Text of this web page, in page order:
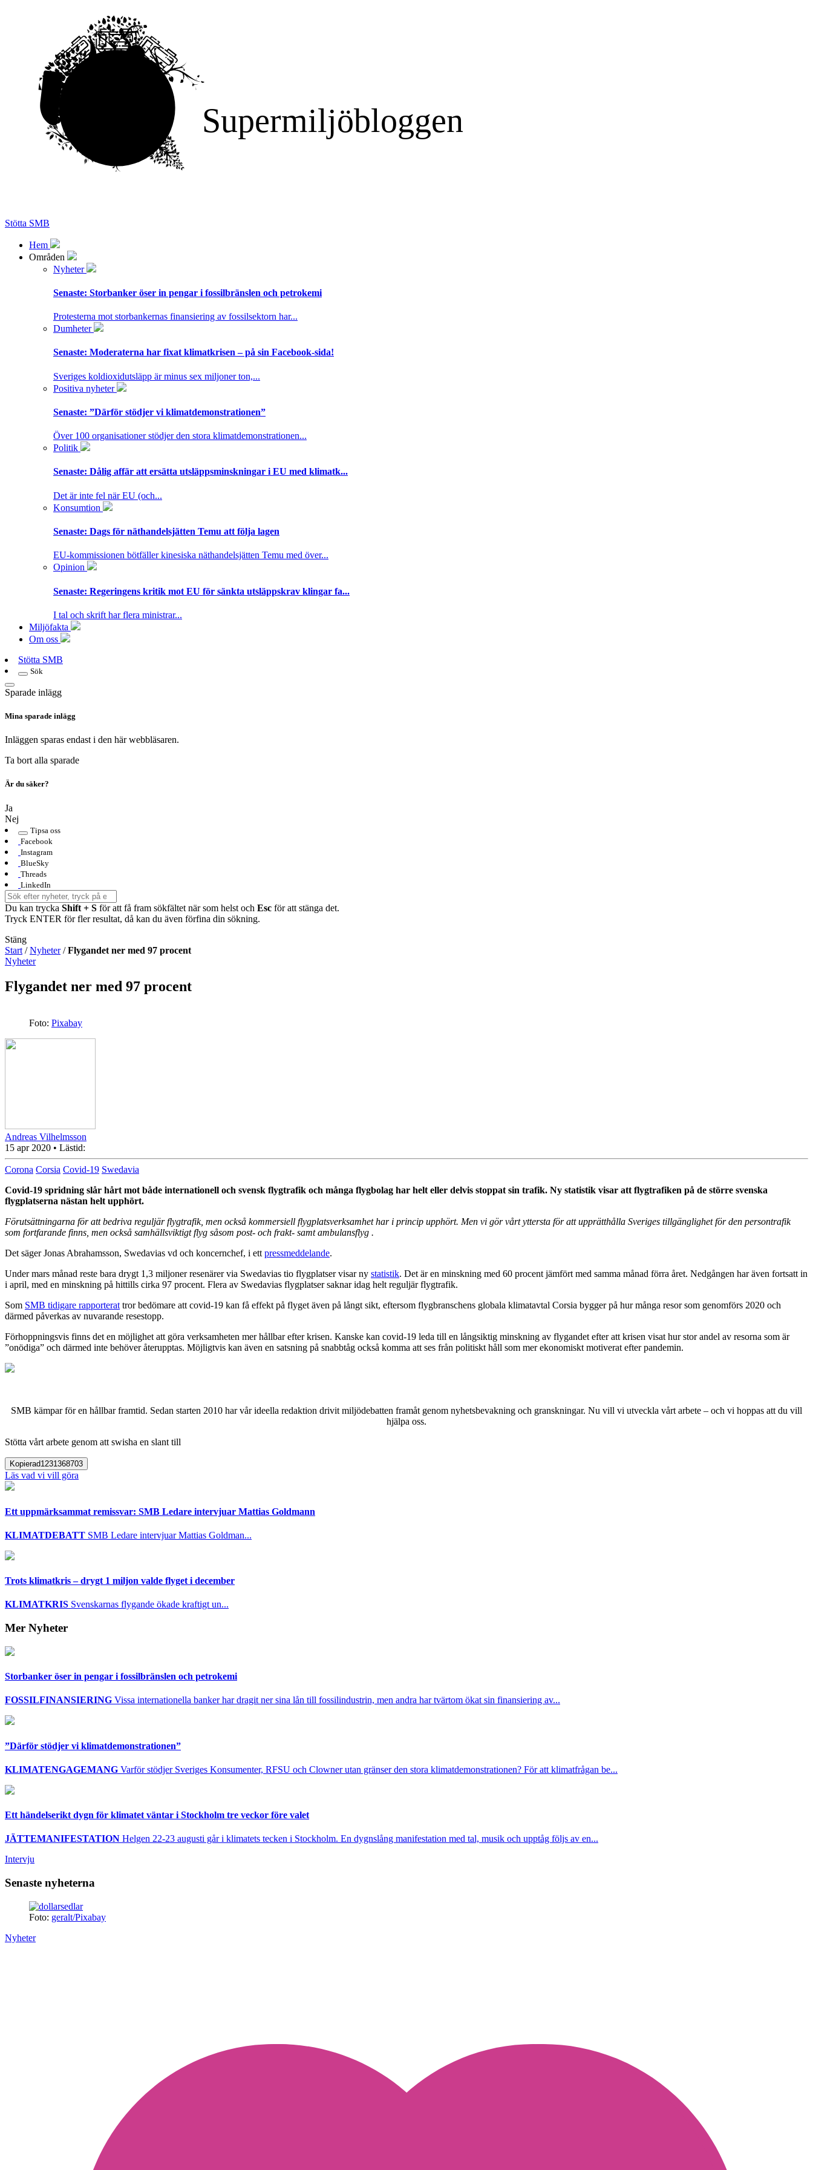
Supermiljöbloggen
Stötta SMB
Hem
Områden
Nyheter
Senaste: Storbanker öser in pengar i fossilbränslen och petrokemi
Protesterna mot storbankernas finansiering av fossilsektorn har...
Dumheter
Senaste: Moderaterna har fixat klimatkrisen – på sin Facebook-sida!
Sveriges koldioxidutsläpp är minus sex miljoner ton,...
Positiva nyheter
Senaste: ”Därför stödjer vi klimatdemonstrationen”
Över 100 organisationer stödjer den stora klimatdemonstrationen...
Politik
Senaste: Dålig affär att ersätta utsläppsminskningar i EU med klimatk...
Det är inte fel när EU (och...
Konsumtion
Senaste: Dags för näthandelsjätten Temu att följa lagen
EU-kommissionen bötfäller kinesiska näthandelsjätten Temu med över...
Opinion
Senaste: Regeringens kritik mot EU för sänkta utsläppskrav klingar fa...
I tal och skrift har flera ministrar...
Miljöfakta
Om oss
Stötta SMB
Sök
Sparade inlägg
Mina sparade inlägg
Inläggen sparas endast i den här webbläsaren.
Ta bort alla sparade
Är du säker?
Ja
Nej
Tipsa oss
Facebook
Instagram
BlueSky
Threads
LinkedIn
Du kan trycka Shift + S för att få fram sökfältet när som helst och Esc för att stänga det.
Tryck ENTER för fler resultat, då kan du även förfina din sökning.
Stäng
Start /Nyheter/Flygandet ner med 97 procent
Nyheter
Flygandet ner med 97 procent
Foto: Pixabay
Andreas Vilhelmsson
15 apr 2020 • Lästid:
Corona Corsia Covid-19 Swedavia
Covid-19 spridning slår hårt mot både internationell och svensk flygtrafik och många flygbolag har helt eller delvis stoppat sin trafik. Ny statistik visar att flygtrafiken på de större svenska
flygplatserna nästan helt upphört.
Förutsättningarna för att bedriva reguljär flygtrafik, men också kommersiell flygplatsverksamhet har i princip upphört. Men vi gör vårt yttersta för att upprätthålla Sveriges tillgänglighet för den person­trafik
som fortfarande finns, men också samhällsviktigt flyg såsom post- och frakt- samt ambulansflyg .
Det säger Jonas Abrahamsson, Swedavias vd och koncernchef, i ett pressmeddelande.
Under mars månad reste bara drygt 1,3 miljoner resenärer via Swedavias tio flygplatser visar ny statistik. Det är en minskning med 60 procent jämfört med samma månad förra året. Nedgången har även fortsatt in
i april, med en minskning på hittills cirka 97 procent. Flera av Swedavias flygplatser saknar idag helt reguljär flygtrafik.
Som SMB tidigare rapporterat tror bedömare att covid-19 kan få effekt på flyget även på långt sikt, eftersom flygbranschens globala klimatavtal Corsia bygger på hur många resor som genomförs 2020 och
därmed påverkas av nuvarande resestopp.
Förhoppningsvis finns det en möjlighet att göra verksamheten mer hållbar efter krisen. Kanske kan covid-19 leda till en långsiktig minskning av flygandet efter att krisen visat hur stor andel av resorna som är
”onödiga” och därmed inte behöver återupptas. Möjligtvis kan även en satsning på snabbtåg också komma att ses från politiskt håll som mer ekonomiskt motiverat efter pandemin.
SMB kämpar för en hållbar framtid. Sedan starten 2010 har vår ideella redaktion drivit miljödebatten framåt genom nyhetsbevakning och granskningar. Nu vill vi utveckla vårt arbete – och vi hoppas att du vill
hjälpa oss.
Stötta vårt arbete genom att swisha en slant till
Kopierad1231368703
Läs vad vi vill göra
Ett uppmärksammat remissvar: SMB Ledare intervjuar Mattias Goldmann
KLIMATDEBATT SMB Ledare intervjuar Mattias Goldman...
Trots klimatkris – drygt 1 miljon valde flyget i december
KLIMATKRIS Svenskarnas flygande ökade kraftigt un...
Mer Nyheter
Storbanker öser in pengar i fossilbränslen och petrokemi
FOSSILFINANSIERING Vissa internationella banker har dragit ner sina lån till fossilindustrin, men andra har tvärtom ökat sin finansiering av...
”Därför stödjer vi klimatdemonstrationen”
KLIMATENGAGEMANG Varför stödjer Sveriges Konsumenter, RFSU och Clowner utan gränser den stora klimatdemonstrationen? För att klimatfrågan be...
Ett händelserikt dygn för klimatet väntar i Stockholm tre veckor före valet
JÄTTEMANIFESTATION Helgen 22-23 augusti går i klimatets tecken i Stockholm. En dygnslång manifestation med tal, musik och upptåg följs av en...
Intervju
Senaste nyheterna
Foto: geralt/Pixabay
Nyheter